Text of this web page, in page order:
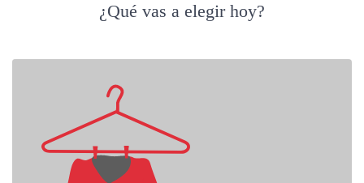
¿Qué vas a elegir hoy?